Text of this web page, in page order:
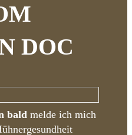
DOC
bald melde ich mich